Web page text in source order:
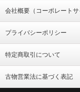
会社概要（コーポレートサ
プライバシーポリシー
特定商取引について
古物営業法に基づく表記